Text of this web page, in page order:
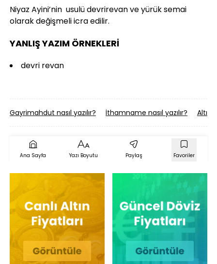
Niyaz Ayini’nin usulü devrirevan ve yürük semai
olarak değişmeli icra edilir.
YANLIŞ YAZIM ÖRNEKLERİ
devri revan
Gayrimahdut nasıl yazılır? İthamname nasıl yazılır?
Ana Sayfa Yazı Boyutu Paylaş Favoriler